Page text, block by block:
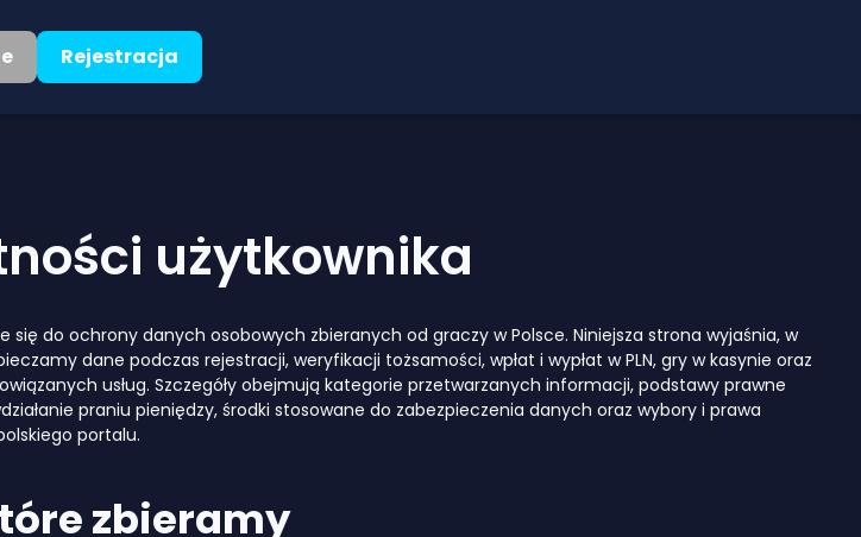
Rejestracja
użytkownika
się do ochrony danych osobowych zbieranych od graczy w Polsce. Niniejsza strona wyjaśnia, w
dane podczas rejestracji, weryfikacji tożsamości, wpłat i wypłat w PLN, gry w kasynie oraz
usług. Szczegóły obejmują kategorie przetwarzanych informacji, podstawy prawne
praniu pieniędzy, środki stosowane do zabezpieczenia danych oraz wybory i prawa
portalu.
zbieramy